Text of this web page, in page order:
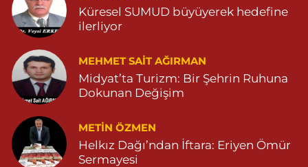
Özdemir Eczanesi
Yeni Mahalle, 3086.Sokak No:4 3 Ömerli Mardin
0 (482) 541 31 21
Küresel SUMUD büyüyerek hedefine
ilerliyor
MEHMET SAIT AĞIRMAN
Midyat’ta Turizm: Bir Şehrin Ruhuna
Dokunan Değişim
METIN ÖZMEN
Helkız Dağı’ndan İftara: Eriyen Ömür
Sermayesi